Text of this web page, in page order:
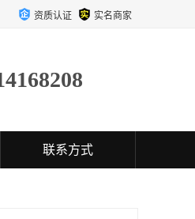
资质认证 实名商家
联系方式